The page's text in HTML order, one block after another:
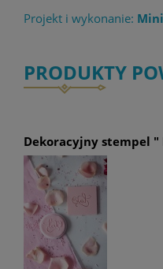
Projekt i wykonanie:
PRODUKTY
Dekoracyjny stempel "